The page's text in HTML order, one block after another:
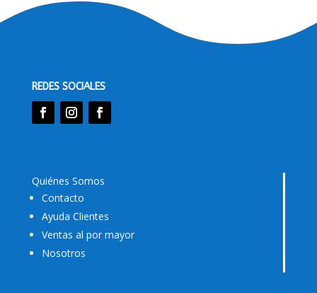
REDES SOCIALES
Quiénes Somos
Contacto
Ayuda Clientes
Ventas al por mayor
Nosotros